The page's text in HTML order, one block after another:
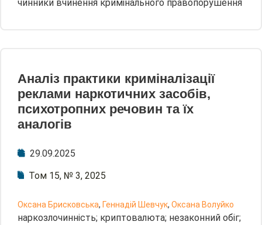
чинники вчинення кримінального правопорушення
Аналіз практики криміналізації
реклами наркотичних засобів,
психотропних речовин та їх
аналогів
29.09.2025
Том 15, № 3, 2025
Оксана Брисковська, Геннадій Шевчук, Оксана Волуйко
наркозлочинність; криптовалюта; незаконний обіг;